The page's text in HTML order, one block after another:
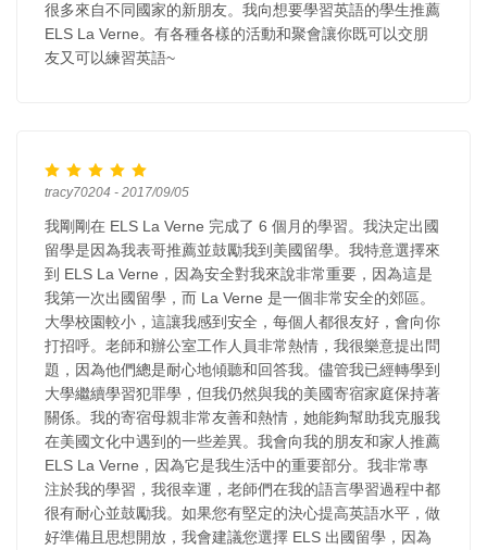
很多來自不同國家的新朋友。我向想要學習英語的學生推薦
ELS La Verne。有各種各樣的活動和聚會讓你既可以交朋
友又可以練習英語~
tracy70204 - 2017/09/05
我剛剛在 ELS La Verne 完成了 6 個月的學習。我決定出國
留學是因為我表哥推薦並鼓勵我到美國留學。我特意選擇來
到 ELS La Verne，因為安全對我來說非常重要，因為這是
我第一次出國留學，而 La Verne 是一個非常安全的郊區。
大學校園較小，這讓我感到安全，每個人都很友好，會向你
打招呼。老師和辦公室工作人員非常熱情，我很樂意提出問
題，因為他們總是耐心地傾聽和回答我。儘管我已經轉學到
大學繼續學習犯罪學，但我仍然與我的美國寄宿家庭保持著
關係。我的寄宿母親非常友善和熱情，她能夠幫助我克服我
在美國文化中遇到的一些差異。我會向我的朋友和家人推薦
ELS La Verne，因為它是我生活中的重要部分。我非常專
注於我的學習，我很幸運，老師們在我的語言學習過程中都
很有耐心並鼓勵我。如果您有堅定的決心提高英語水平，做
好準備且思想開放，我會建議您選擇 ELS 出國留學，因為